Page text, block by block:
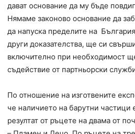
дават основание да му бъде
Нямаме законово основание да
да напуска пределите на
други доказателства, ще си
включително при необходимост
съдействие от партньорски
По отношение на изготвените
че наличието на барутни
резултат от ръцете на двама от